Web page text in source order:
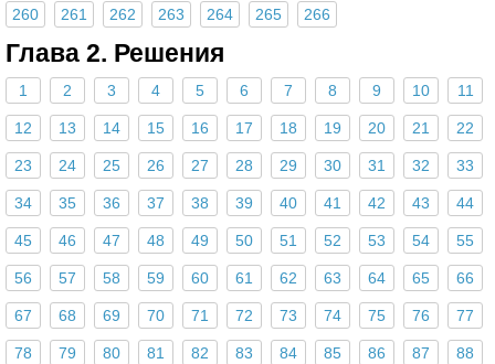
260 261 262 263 264 265 266
Глава 2. Решения
1 2 3 4 5 6 7 8 9 10 11
12 13 14 15 16 17 18 19 20 21 22
23 24 25 26 27 28 29 30 31 32 33
34 35 36 37 38 39 40 41 42 43 44
45 46 47 48 49 50 51 52 53 54 55
56 57 58 59 60 61 62 63 64 65 66
67 68 69 70 71 72 73 74 75 76 77
78 79 80 81 82 83 84 85 86 87 88